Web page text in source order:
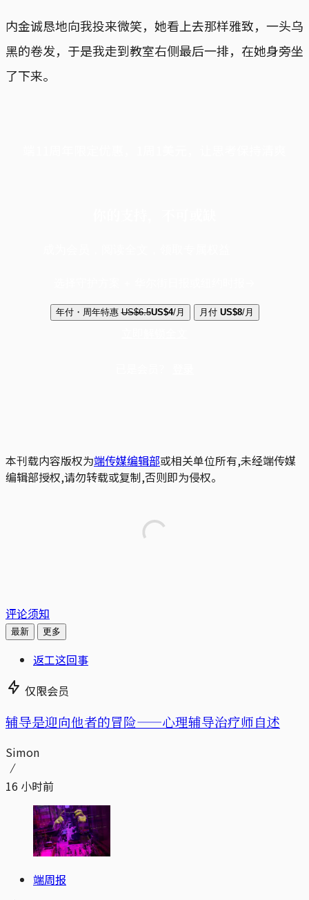
内金诚恳地向我投来微笑，她看上去那样雅致，一头乌
黑的卷发，于是我走到教室右侧最后一排，在她身旁坐
了下来。
年付・周年特惠 US$6.5US$4/月 月付 US$8/月
本刊载内容版权为端传媒编辑部或相关单位所有,未经端传媒
编辑部授权,请勿转载或复制,否则即为侵权。
评论须知
最新 更多
返工这回事
仅限会员
辅导是迎向他者的冒险——心理辅导治疗师自述
Simon
16 小时前
端周报